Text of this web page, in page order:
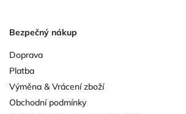
Bezpečný nákup
Doprava
Platba
Výměna & Vrácení zboží
Obchodní podmínky